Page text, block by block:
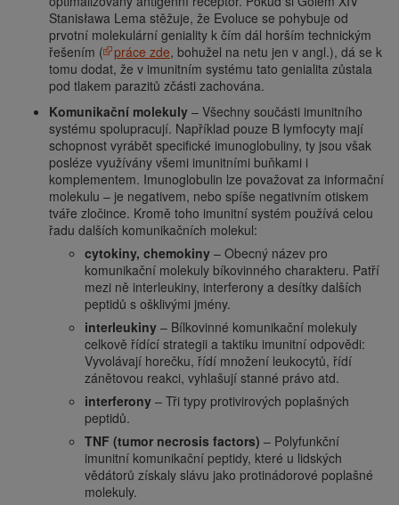
Stanisława Lema stěžuje, že Evoluce se pohybuje od
prvotní molekulární geniality k čím dál horším technickým
řešením (
práce zde, bohužel na netu jen v angl.), dá se k
tomu dodat, že v imunitním systému tato genialita zůstala
pod tlakem parazitů zčásti zachována.
Komunikační molekuly – Všechny součásti imunitního
systému spolupracují. Například pouze B lymfocyty mají
schopnost vyrábět specifické imunoglobuliny, ty jsou však
posléze využívány všemi imunitními buňkami i
komplementem. Imunoglobulin lze považovat za informační
molekulu – je negativem, nebo spíše negativním otiskem
tváře zločince. Kromě toho imunitní systém používá celou
řadu dalších komunikačních molekul:
cytokiny, chemokiny – Obecný název pro
komunikační molekuly bíkovinného charakteru. Patří
mezi ně interleukiny, interferony a desítky dalších
peptidů s ošklivými jmény.
interleukiny – Bílkovinné komunikační molekuly
celkově řídící strategii a taktiku imunitní odpovědi:
Vyvolávají horečku, řídí množení leukocytů, řídí
zánětovou reakci, vyhlašují stanné právo atd.
interferony – Tři typy protivirových poplašných
peptidů.
TNF (tumor necrosis factors) – Polyfunkční
imunitní komunikační peptidy, které u lidských
vědátorů získaly slávu jako protinádorové poplašné
molekuly.